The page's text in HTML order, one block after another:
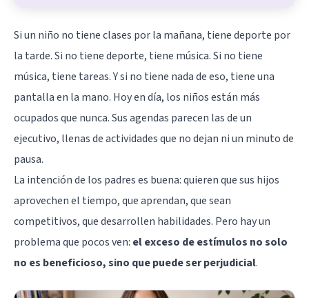
Si un niño no tiene clases por la mañana, tiene deporte por
la tarde. Si no tiene deporte, tiene música. Si no tiene
música, tiene tareas. Y si no tiene nada de eso, tiene una
pantalla en la mano. Hoy en día, los niños están más
ocupados que nunca. Sus agendas parecen las de un
ejecutivo, llenas de actividades que no dejan ni un minuto de
pausa.
La intención de los padres es buena: quieren que sus hijos
aprovechen el tiempo, que aprendan, que sean
competitivos, que desarrollen habilidades. Pero hay un
problema que pocos ven: el exceso de estímulos no solo
no es beneficioso, sino que puede ser perjudicial.